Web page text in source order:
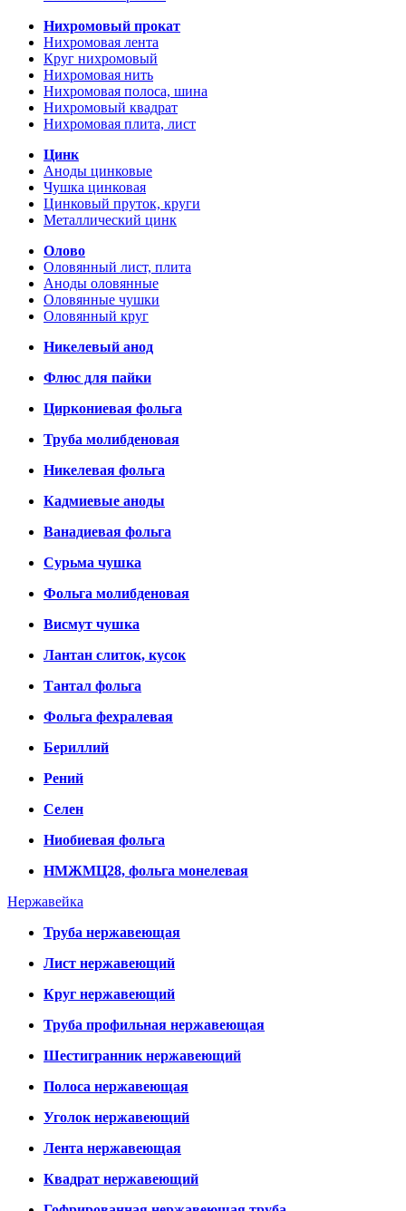
Нихромовый прокат
Нихромовая лента
Круг нихромовый
Нихромовая нить
Нихромовая полоса, шина
Нихромовый квадрат
Нихромовая плита, лист
Цинк
Аноды цинковые
Чушка цинковая
Цинковый пруток, круги
Металлический цинк
Олово
Оловянный лист, плита
Аноды оловянные
Оловянные чушки
Оловянный круг
Никелевый анод
Флюс для пайки
Циркониевая фольга
Труба молибденовая
Никелевая фольга
Кадмиевые аноды
Ванадиевая фольга
Сурьма чушка
Фольга молибденовая
Висмут чушка
Лантан слиток, кусок
Тантал фольга
Фольга фехралевая
Бериллий
Рений
Селен
Ниобиевая фольга
НМЖМЦ28, фольга монелевая
Нержавейка
Труба нержавеющая
Лист нержавеющий
Круг нержавеющий
Труба профильная нержавеющая
Шестигранник нержавеющий
Полоса нержавеющая
Уголок нержавеющий
Лента нержавеющая
Квадрат нержавеющий